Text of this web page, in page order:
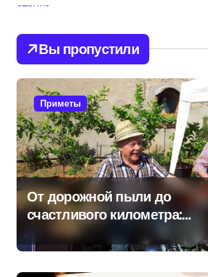
Вы пропустили
Приметы
От дорожной пыли до
счастливого километра:
самые распространенные
приметы мотоциклистов